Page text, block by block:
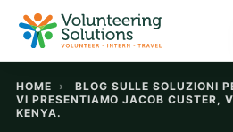
HOME › BLOG SULLE SOLUZIONI
VI PRESENTIAMO JACOB CUSTER,
KENYA.